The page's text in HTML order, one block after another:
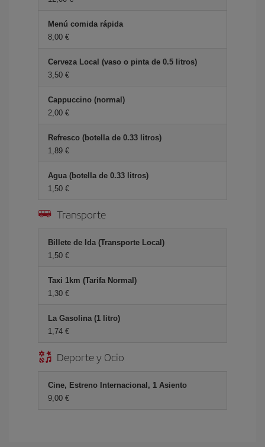
Menú comida rápida
8,00 €
Cerveza Local (vaso o pinta de 0.5 litros)
3,50 €
Cappuccino (normal)
2,00 €
Refresco (botella de 0.33 litros)
1,89 €
Agua (botella de 0.33 litros)
1,50 €
Transporte
Billete de Ida (Transporte Local)
1,50 €
Taxi 1km (Tarifa Normal)
1,30 €
La Gasolina (1 litro)
1,74 €
Deporte y Ocio
Cine, Estreno Internacional, 1 Asiento
9,00 €